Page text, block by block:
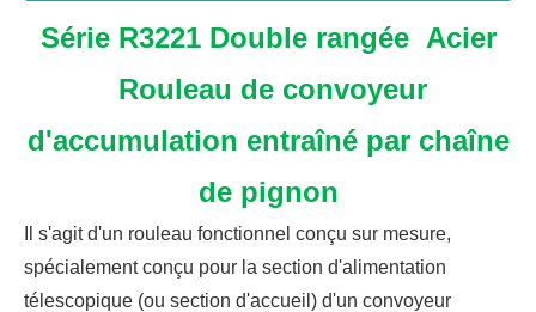
Série R3221 Double rangée Acier
Rouleau de convoyeur
d'accumulation entraîné par chaîne
de pignon
Il s'agit d'un rouleau fonctionnel conçu sur mesure,
spécialement conçu pour la section d'alimentation
télescopique (ou section d'accueil) d'un convoyeur